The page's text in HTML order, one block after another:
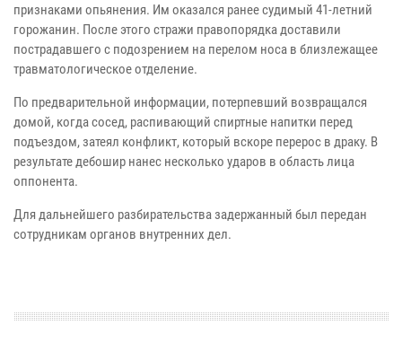
признаками опьянения. Им оказался ранее судимый 41-летний
горожанин. После этого стражи правопорядка доставили
пострадавшего с подозрением на перелом носа в близлежащее
травматологическое отделение.
По предварительной информации, потерпевший возвращался
домой, когда сосед, распивающий спиртные напитки перед
подъездом, затеял конфликт, который вскоре перерос в драку. В
результате дебошир нанес несколько ударов в область лица
оппонента.
Для дальнейшего разбирательства задержанный был передан
сотрудникам органов внутренних дел.